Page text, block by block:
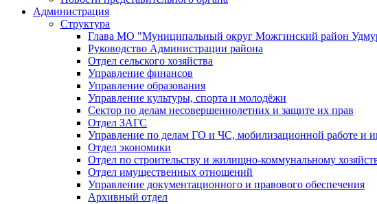
Администрация
Структура
Глава МО "Муниципальный округ Можгинский район
Руководство Администрации района
Отдел сельского хозяйства
Управление финансов
Управление образования
Управление культуры, спорта и молодёжи
Сектор по делам несовершеннолетних и защите их прав
Отдел ЗАГС
Управление по делам ГО и ЧС, мобилизационной работе и
Отдел экономики
Отдел по строительству и жилищно-коммунальному
Отдел имущественных отношений
Управление документационного и правового обеспечения
Архивный отдел